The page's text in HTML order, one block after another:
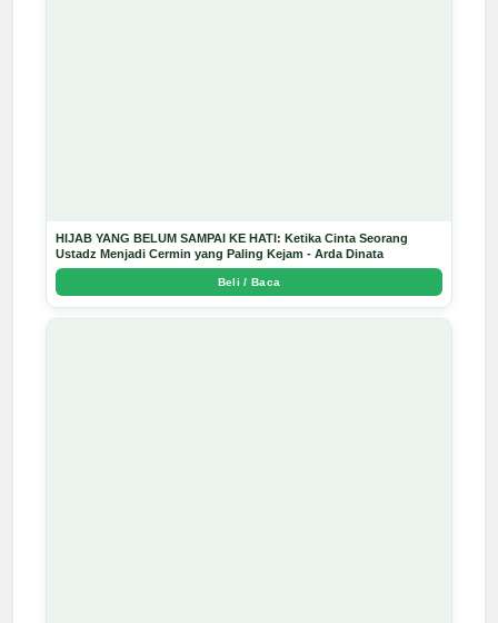
HIJAB YANG BELUM SAMPAI KE HATI: Ketika Cinta Seorang
Ustadz Menjadi Cermin yang Paling Kejam - Arda Dinata
Beli / Baca